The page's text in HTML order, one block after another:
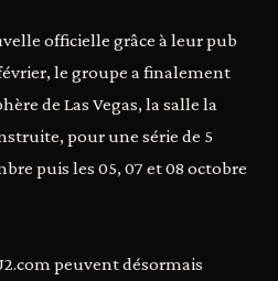
officielle grâce à leur pub
le groupe a finalement
de Las Vegas, la salle la
pour une série de 5
puis les 05, 07 et 08 octobre
peuvent désormais